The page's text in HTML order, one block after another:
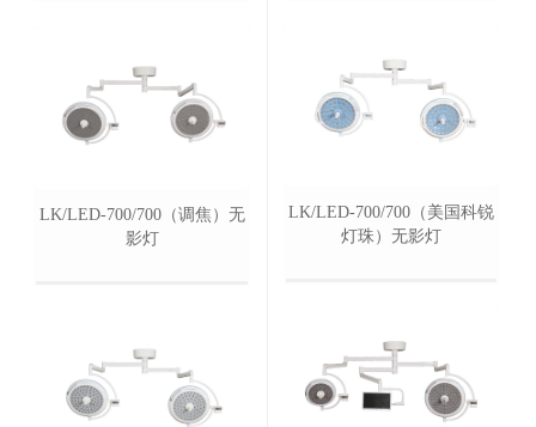
LK/LED-700/700（调焦）无
影灯
LK/LED-700/700（美国科锐
灯珠）无影灯